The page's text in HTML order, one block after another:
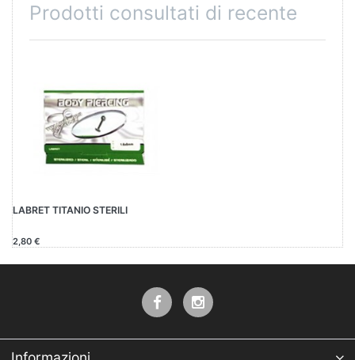
Prodotti consultati di recente
LABRET TITANIO STERILI
2,80 €